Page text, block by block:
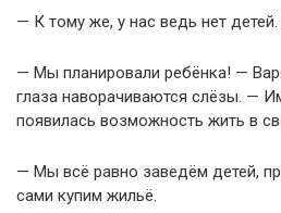
— К тому же, у нас ведь нет
— Мы планировали ребёнка! —
глаза наворачиваются слёзы. —
появилась возможность жить в
— Мы всё равно заведём детей,
сами купим жильё.